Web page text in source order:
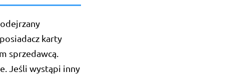
karty
sprzedawcą.
Jeśli wystąpi inny